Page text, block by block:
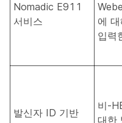
Nomadic E911
서비스
에
입력
발신자 ID 기반
비-
대한